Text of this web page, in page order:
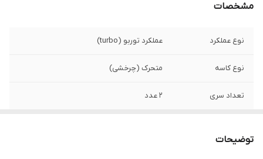
مشخصات
نوع عملکرد عملکرد توربو (turbo)
نوع کاسه متحرک (چرخشی)
تعداد سری ۲ عدد
توضیحات